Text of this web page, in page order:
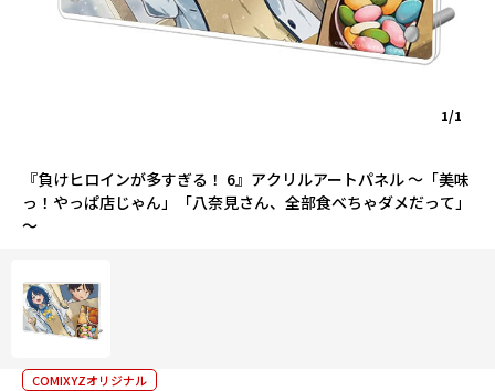
『負けヒロインが多すぎる！ 6』アクリルアートパネル ～「美味
っ！やっぱ店じゃん」「八奈見さん、全部食べちゃダメだって」
～
1/1
COMIXYZオリジナル